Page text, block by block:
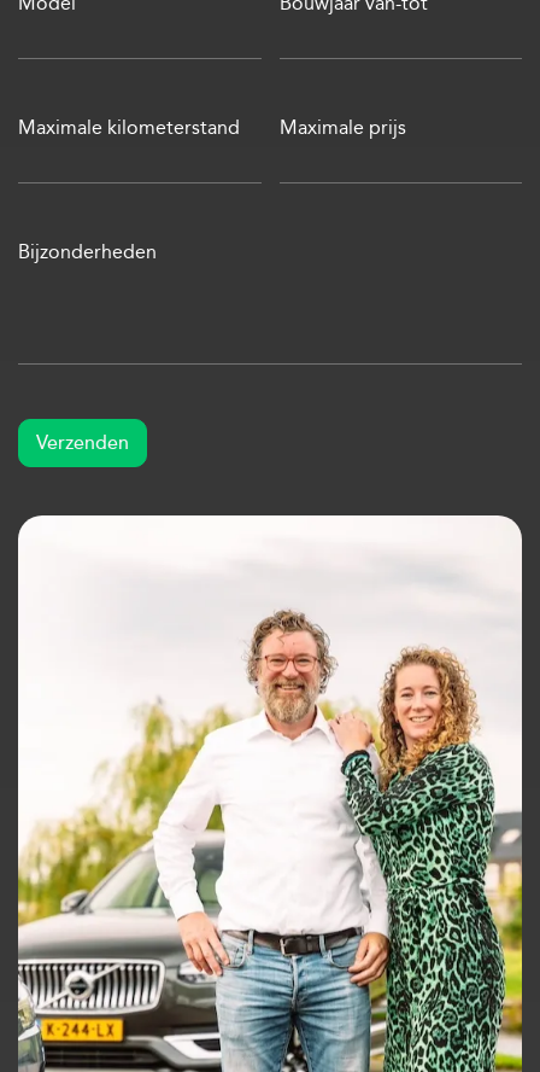
Maximale kilometerstand Maximale prijs
Bijzonderheden
Verzenden